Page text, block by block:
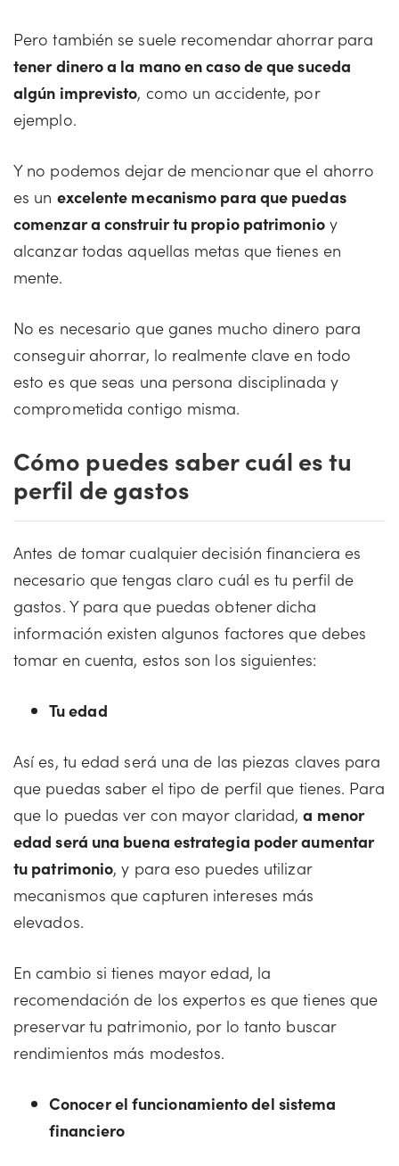
Pero también se suele recomendar ahorrar para
tener dinero a la mano en caso de que suceda
algún imprevisto, como un accidente, por
ejemplo.
Y no podemos dejar de mencionar que el ahorro
es un excelente mecanismo para que puedas
comenzar a construir tu propio patrimonioy
alcanzar todas aquellas metas que tienes en
mente.
No es necesario que ganes mucho dinero para
conseguir ahorrar, lo realmente clave en todo
esto es que seas una persona disciplinada y
comprometida contigo misma.
Cómo puedes saber cuál es tu
perfil de gastos
Antes de tomar cualquier decisión financiera es
necesario que tengas claro cuál es tu perfil de
gastos. Y para que puedas obtener dicha
información existen algunos factores que debes
tomar en cuenta, estos son los siguientes:
Tu edad
Así es, tu edad será una de las piezas claves para
que puedas saber el tipo de perfil que tienes. Para
que lo puedas ver con mayor claridad,a menor
edad será una buena estrategia poder aumentar
tu patrimonio, y para eso puedes utilizar
mecanismos que capturen intereses más
elevados.
En cambio si tienes mayor edad, la
recomendación de los expertos es que tienes que
preservar tu patrimonio, por lo tanto buscar
rendimientos más modestos.
Conocer el funcionamiento del sistema
financiero